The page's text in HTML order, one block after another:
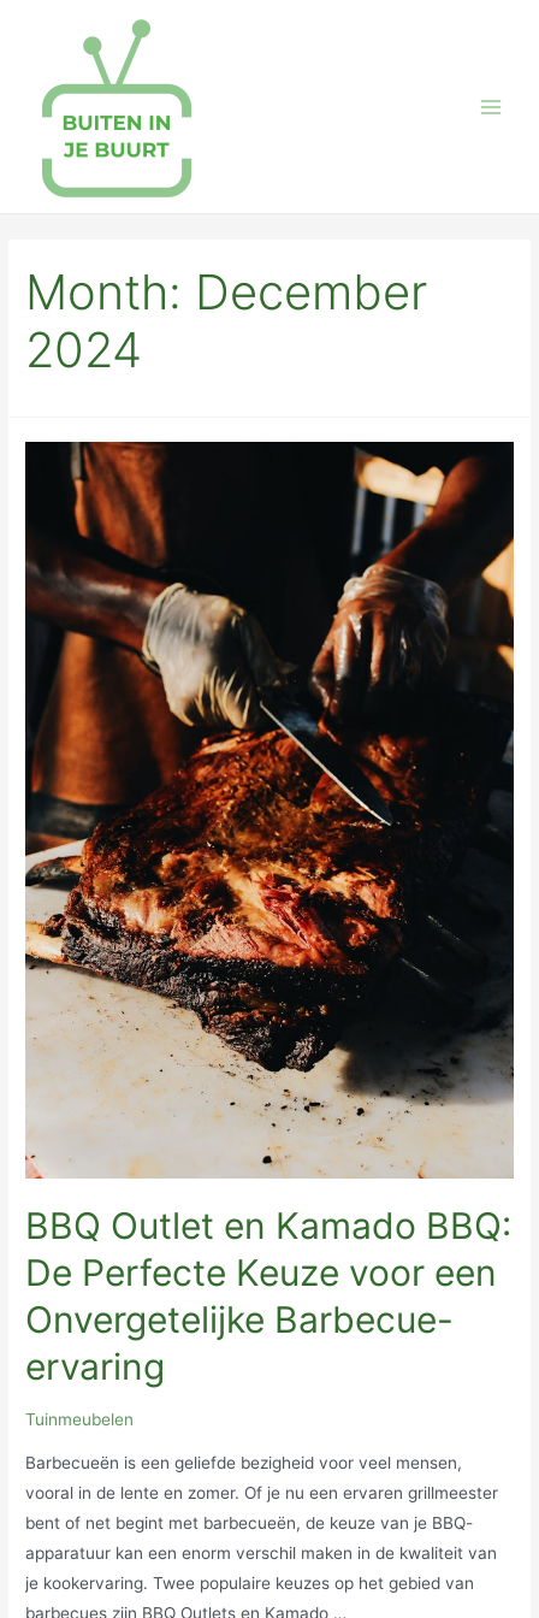
Month: December
2024
BBQ Outlet en Kamado BBQ:
De Perfecte Keuze voor een
Onvergetelijke Barbecue-
ervaring
Tuinmeubelen
Barbecueën is een geliefde bezigheid voor veel mensen,
vooral in de lente en zomer. Of je nu een ervaren grillmeester
bent of net begint met barbecueën, de keuze van je BBQ-
apparatuur kan een enorm verschil maken in de kwaliteit van
je kookervaring. Twee populaire keuzes op het gebied van
barbecues zijn BBQ Outlets en Kamado …